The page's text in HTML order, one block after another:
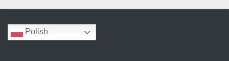
Polish